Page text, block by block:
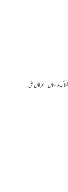
داستان – عرفان علی